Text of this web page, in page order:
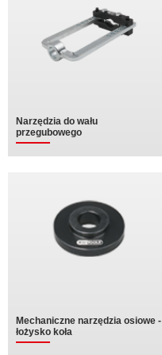
Narzędzia do wału
przegubowego
Mechaniczne narzędzia osiowe -
łożysko koła